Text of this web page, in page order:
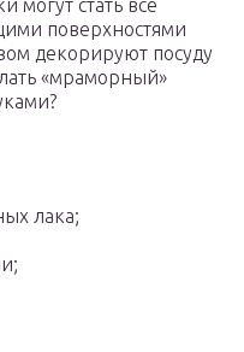
могут стать все
поверхностями
декорируют посуду
«мраморный»
лака;